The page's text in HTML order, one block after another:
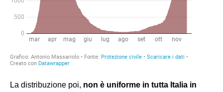
La distribuzione poi, non è uniforme in tutta Italia in